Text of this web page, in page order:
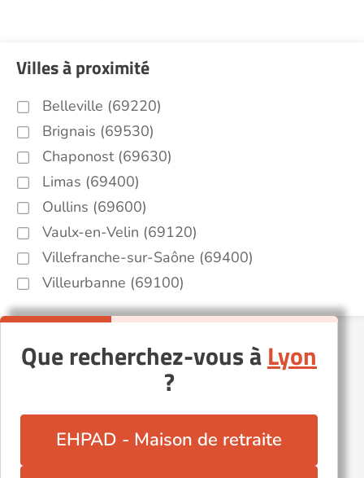
Villes à proximité
Belleville (69220)
Brignais (69530)
Chaponost (69630)
Limas (69400)
Oullins (69600)
Vaulx-en-Velin (69120)
Villefranche-sur-Saône (69400)
Villeurbanne (69100)
Que recherchez-vous àLyon
?
EHPAD - Maison de retraite